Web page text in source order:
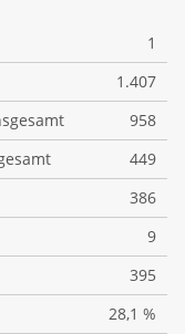
1
1.407
958
449
386
9
395
28,1 %